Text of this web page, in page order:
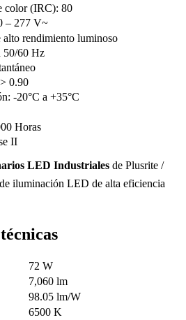
color (IRC): 80
– 277 V~
rendimiento luminoso
50/60 Hz
0.90
-20°C a +35°C
Horas
II
LED Industriales de Plusrite /
iluminación LED de alta eficiencia
72 W
7,060 lm
98.05 lm/W
6500 K